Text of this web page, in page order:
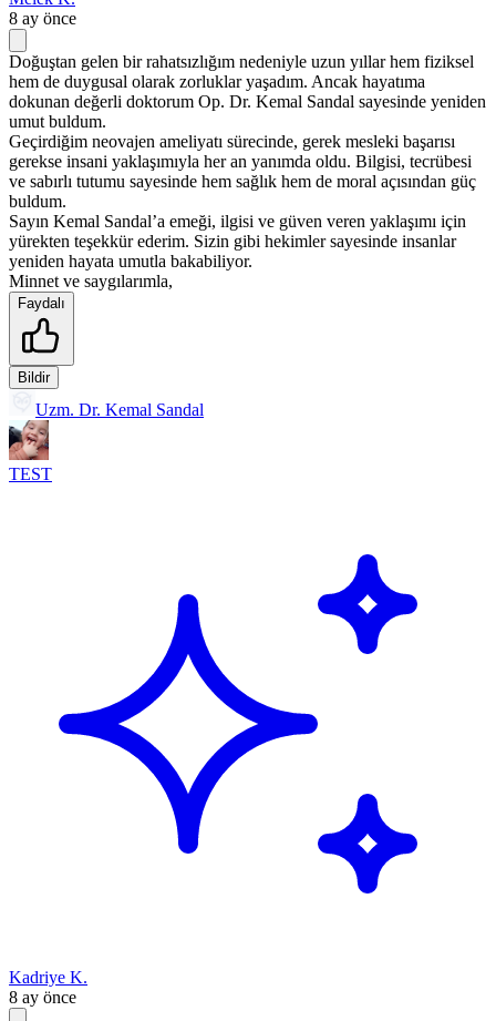
8 ay önce
Doğuştan gelen bir rahatsızlığım nedeniyle uzun yıllar hem fiziksel
hem de duygusal olarak zorluklar yaşadım. Ancak hayatıma
dokunan değerli doktorum Op. Dr. Kemal Sandal sayesinde yeniden
umut buldum.
Geçirdiğim neovajen ameliyatı sürecinde, gerek mesleki başarısı
gerekse insani yaklaşımıyla her an yanımda oldu. Bilgisi, tecrübesi
ve sabırlı tutumu sayesinde hem sağlık hem de moral açısından güç
buldum.
Sayın Kemal Sandal’a emeği, ilgisi ve güven veren yaklaşımı için
yürekten teşekkür ederim. Sizin gibi hekimler sayesinde insanlar
yeniden hayata umutla bakabiliyor.
Minnet ve saygılarımla,
Faydalı
Bildir
Uzm. Dr. Kemal Sandal
TEST
Kadriye K.
8 ay önce